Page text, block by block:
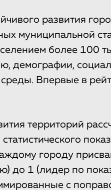
развития
муниципальной
более 100
демографии,
Впервые в
территорий
городу
до 1 (лидер по
с